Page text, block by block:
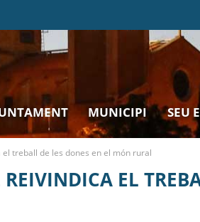
MUNICIPI SEU
el treball de les dones en el món rural
REIVINDICA EL